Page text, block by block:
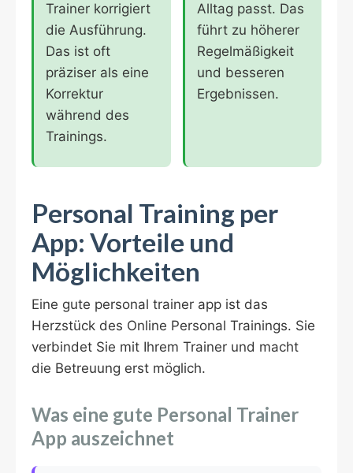
Trainer korrigiert
die Ausführung.
Das ist oft
präziser als eine
Korrektur
während des
Trainings.
Alltag passt. Das
führt zu höherer
Regelmäßigkeit
und besseren
Ergebnissen.
Personal Training per
App: Vorteile und
Möglichkeiten
Eine gute personal trainer app ist das
Herzstück des Online Personal Trainings. Sie
verbindet Sie mit Ihrem Trainer und macht
die Betreuung erst möglich.
Was eine gute Personal Trainer
App auszeichnet